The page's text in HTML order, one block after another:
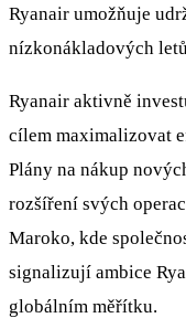
Ryanair umožňuje
nízkonákladových
Ryanair aktivně
cílem maximalizovat
Plány na nákup
rozšíření svých
Maroko, kde
signalizují ambice
globálním měřítku.